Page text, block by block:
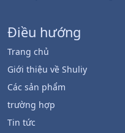
Điều hướng
Trang chủ
Giới thiệu về Shuliy
Các sản phẩm
trường hợp
Tin tức